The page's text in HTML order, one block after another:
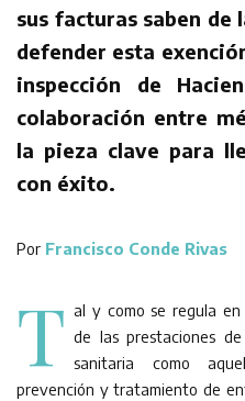
sus facturas saben de
defender esta
inspección de
colaboración entre
la pieza clave para
con éxito.
Por Francisco Conde Rivas
T al y como se regula
de las prestaciones
sanitaria como
prevención y tratamiento de